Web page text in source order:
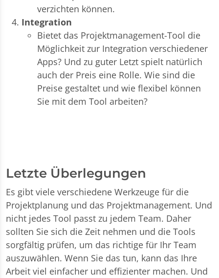
verzichten können.
Integration
Bietet das Projektmanagement-Tool die
Möglichkeit zur Integration verschiedener
Apps? Und zu guter Letzt spielt natürlich
auch der Preis eine Rolle. Wie sind die
Preise gestaltet und wie flexibel können
Sie mit dem Tool arbeiten?
Letzte Überlegungen
Es gibt viele verschiedene Werkzeuge für die
Projektplanung und das Projektmanagement. Und
nicht jedes Tool passt zu jedem Team. Daher
sollten Sie sich die Zeit nehmen und die Tools
sorgfältig prüfen, um das richtige für Ihr Team
auszuwählen. Wenn Sie das tun, kann das Ihre
Arbeit viel einfacher und effizienter machen. Und